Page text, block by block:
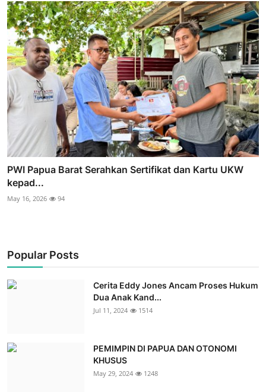
PWI Papua Barat Serahkan Sertifikat dan Kartu UKW
kepad...
May 16, 2026 94
Popular Posts
Cerita Eddy Jones Ancam Proses Hukum
Dua Anak Kand...
Jul 11, 2024 1514
PEMIMPIN DI PAPUA DAN OTONOMI
KHUSUS
May 29, 2024 1248